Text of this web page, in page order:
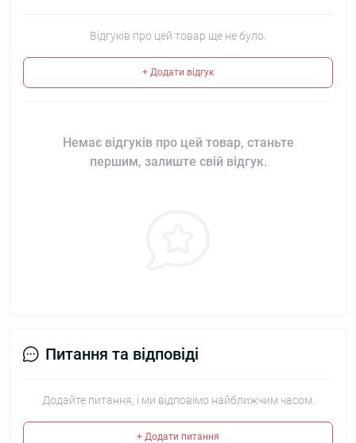
Відгуків про цей товар ще не було.
+ Додати відгук
Немає відгуків про цей товар, станьте
першим, залиште свій відгук.
Питання та відповіді
Додайте питання, і ми відповімо найближчим часом.
+ Додати питання